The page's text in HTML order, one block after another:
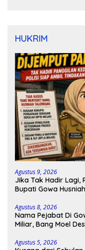
HUKRIM
Agustus 9, 2026
Jika Tak Hadir Lagi,
Bupati Gowa
Agustus 8, 2026
Nama Pejabat Di
Miliar, Bang Moel
Agustus 5, 2026